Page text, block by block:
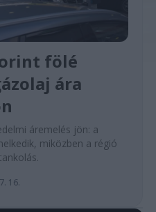
fölé
ára
áremelés jön: a
miközben a régió
16.